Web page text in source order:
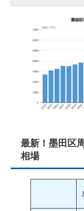
最新！墨田区
相場